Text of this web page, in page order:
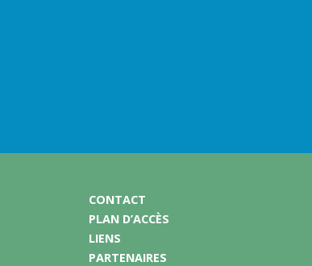
CONTACT
PLAN D’ACCÈS
LIENS
PARTENAIRES